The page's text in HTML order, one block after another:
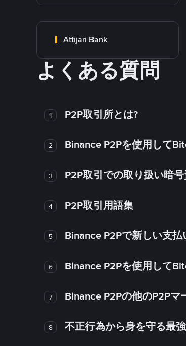
Attijari Bank
よくある質問
1 P2P取引所とは?
2 Binance P2Pを使用して
3 P2P取引での取り扱い暗
4 P2P取引用語集
5 Binance P2Pで新しい支
6 Binance P2Pを使用して
7 Binance P2Pの他のP2P
8 不正行為から身を守る最